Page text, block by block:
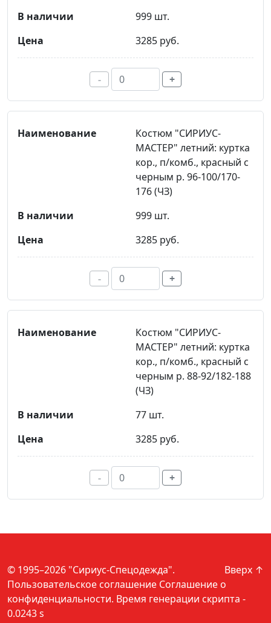
999 шт.
3285 руб.
- +
Костюм "СИРИУС-
МАСТЕР" летний: куртка
кор., п/комб., красный с
черным р. 96-100/170-
176 (ЧЗ)
999 шт.
3285 руб.
- +
Костюм "СИРИУС-
МАСТЕР" летний: куртка
кор., п/комб., красный с
черным р. 88-92/182-188
(ЧЗ)
77 шт.
3285 руб.
- +
Вверх ↑
© 1995–2026 "Сириус-Спецодежда".
Пользовательское соглашение Соглашение о
конфиденциальности. Время генерации скрипта -
0.0243 s